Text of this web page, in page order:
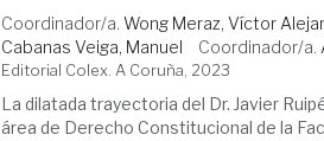
Coordinador/a.Wong Meraz, Víctor
Cabanas Veiga, Manuel
Coordinador/a.
Editorial Colex. A Coruña, 2023
La dilatada trayectoria del Dr. Javier
área de Derecho Constitucional de la